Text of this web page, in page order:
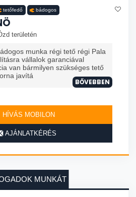
tetőfedő bádogos
területén
munka régi tető régi Pala
vállalok garanciával
van bármilyen szükséges tető
javítá
BŐVEBBEN
HÍVÁS MOBILON
AJÁNLATKÉRÉS
MUNKÁT